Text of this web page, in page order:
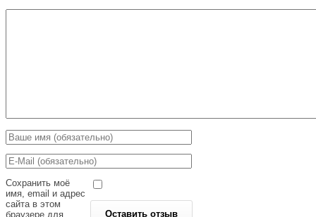
Сохранить моё
имя, email и адрес
сайта в этом
браузере для